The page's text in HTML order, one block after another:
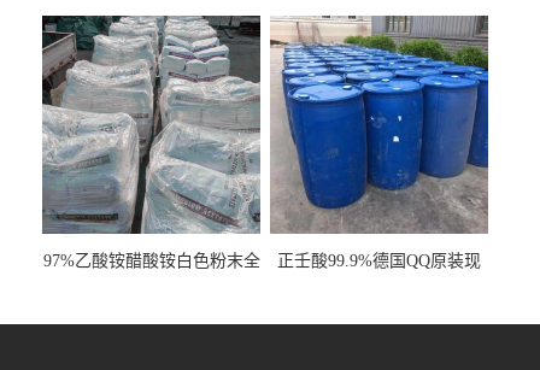
97%乙酸铵醋酸铵白色粉末全
正壬酸99.9%德国QQ原装现